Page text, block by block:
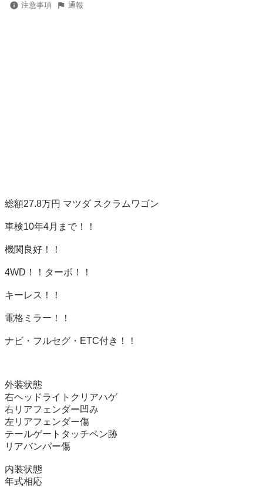
注意事項 通報
総額27.8万円 マツダ スクラムワゴン
車検10年4月まで！！
機関良好！！
4WD！！ターボ！！
キーレス！！
電格ミラー！！
ナビ・フルセグ・ETC付き！！
外装状態
右ヘッドライトクリアハゲ
右リアフェンダー凹み
左リアフェンダー傷
テールゲートタッチペン跡
リアバンパー傷
内装状態
年式相応